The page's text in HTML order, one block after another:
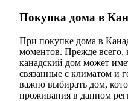
Покупка дома в
При покупке дома в
моментов. Прежде всего,
канадский дом может
связанные с климатом и
важно выбирать дом,
проживания в данном